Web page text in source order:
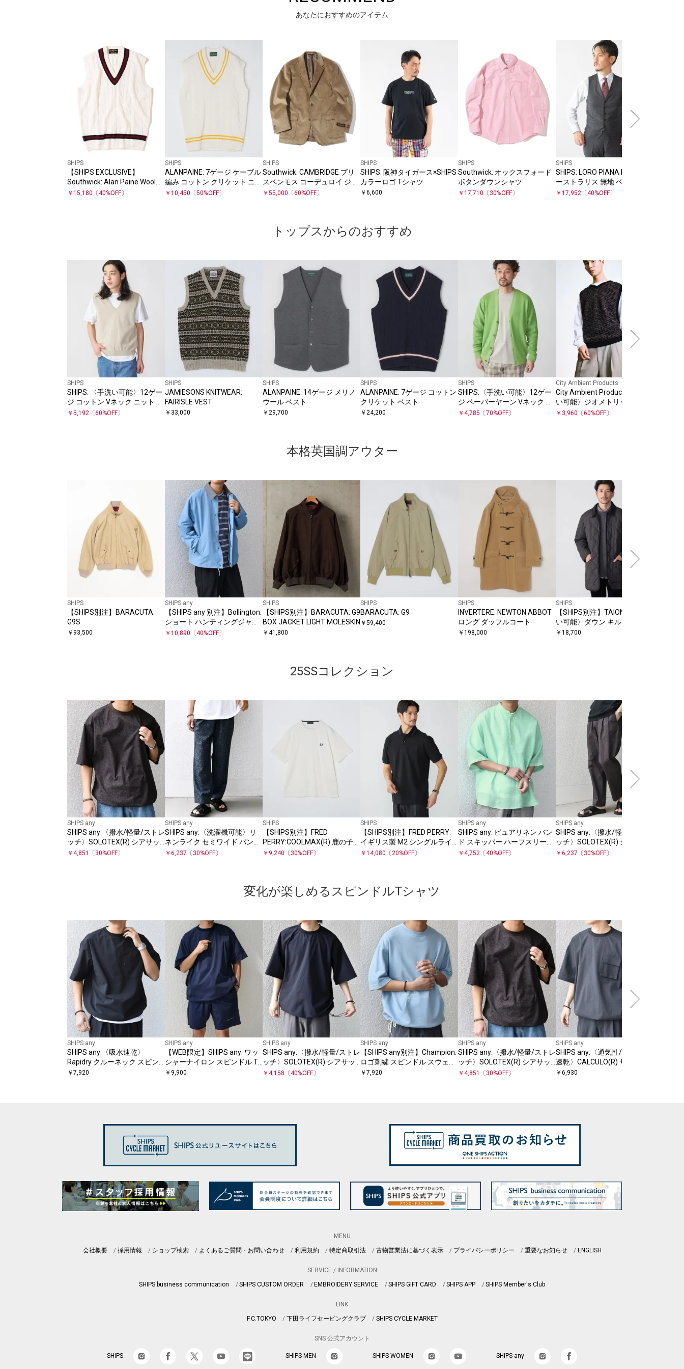
あなたにおすすめのアイテム
SHIPS
【SHIPS EXCLUSIVE】
Southwick: Alan Paine Wool
Cricket Vest
￥ 15,180 〔40%OFF〕
SHIPS
ALANPAINE: 7ゲージ ケーブル
編み コットン クリケット ニッ
ト ベスト
￥ 10,450 〔50%OFF〕
SHIPS
Southwick: CAMBRIDGE ブリ
スベンモス コーデュロイ ジャ
ケット
￥ 55,000 〔60%OFF〕
SHIPS
SHIPS: 阪神タイガース×SHIPS
カラーロゴ Tシャツ
￥ 6,600
SHIPS
Southwick: オックスフォード
ボタンダウンシャツ
￥ 17,710 〔30%OFF〕
SHIPS
SHIPS: LORO PIANA FABRIC オ
ーストラリス 無地 ベスト
￥ 17,952 〔40%OFF〕
トップスからのおすすめ
SHIPS
SHIPS: 〈手洗い可能〉12ゲー
ジ コットン Vネック ニット ベ
スト
￥ 5,192 〔60%OFF〕
SHIPS
JAMIESONS KNITWEAR:
FAIRISLE VEST
￥ 33,000
SHIPS
ALANPAINE: 14ゲージ メリノ
ウール ベスト
￥ 29,700
SHIPS
ALANPAINE: 7ゲージ コットン
クリケット ベスト
￥ 24,200
SHIPS
SHIPS:〈手洗い可能〉12ゲー
ジ ペーパーヤーン Vネック カ
ーディガン
￥ 4,785 〔70%OFF〕
City Ambient Products
City Ambient Products:〈手洗
い可能〉ジオメトリック ジャ
カード ニット ベスト
￥ 3,960 〔60%OFF〕
本格英国調アウター
SHIPS
【SHIPS別注】BARACUTA:
G9S
￥ 93,500
SHIPS any
【SHIPS any 別注】Bollington:
ショート ハンティングジャケ
ット 25SS◇
￥ 10,890 〔40%OFF〕
SHIPS
【SHIPS別注】BARACUTA: G9
BOX JACKET LIGHT MOLESKIN
￥ 41,800
SHIPS
BARACUTA: G9
￥ 59,400
SHIPS
INVERTERE: NEWTON ABBOT
ロング ダッフルコート
￥ 198,000
SHIPS
【SHIPS別注】TAION:〈手洗
い可能〉ダウン キルティング
ジャケット 25FW
￥ 18,700
25SSコレクション
SHIPS any
SHIPS any:〈撥水/軽量/ストレ
ッチ〉SOLOTEX(R) シアサッ
カー スピンドル Tシャツ(セッ
￥ 4,851 〔 30%OFF〕
SHIPS any
SHIPS any:〈洗濯機可能〉リ
ネンライク セミワイド パンツ
(セットアップ対応) 25SS◇
￥ 6,237 〔 30%OFF〕
SHIPS
【SHIPS別注】FRED
PERRY:COOLMAX(R) 鹿の子
ワンポイント ロゴ Tシャツ
￥ 9,240 〔 30%OFF〕
SHIPS
【SHIPS別注】FRED PERRY:
イギリス製 M2 シングルライ
ン ポロシャツ 25SS
￥ 14,080 〔20%OFF〕
SHIPS any
SHIPS any: ピュアリネン バン
ド スキッパー ハーフスリーブ
プルオーバー シャツ 25SS◇
￥ 4,752 〔40%OFF〕
SHIPS any
SHIPS any:〈撥水/軽量/ストレ
ッチ〉SOLOTEX(R) シアサッ
カー セミワイド イージーパン
￥ 6,237 〔 30%OFF〕
変化が楽しめるスピンドルTシャツ
SHIPS any
SHIPS any:〈吸水速乾〉
Rapidry クルーネック スピン
ドル ポケット Tシャツ◇
￥ 7,920
SHIPS any
【WEB限定】SHIPS any: ワッ
シャーナイロン スピンドル T
シャツ＋イージーショーツ セ
￥ 9,900
SHIPS any
SHIPS any:〈撥水/軽量/ストレ
ッチ〉SOLOTEX(R) シアサッ
カー スピンドル Tシャツ ◇
￥ 4,158 〔40%OFF〕
SHIPS any
【SHIPS any別注】Champion:
ロゴ刺繍 スピンドル スウェッ
ト Tシャツ 26SS◇
￥ 7,920
SHIPS any
SHIPS any:〈撥水/軽量/ストレ
ッチ〉SOLOTEX(R) シアサッ
カー スピンドル Tシャツ(セッ
￥ 4,851 〔 30%OFF〕
SHIPS any
SHIPS any:〈通気性/遮熱/吸水
速乾〉CALCULO(R) サマー ト
ロピカル スピンドル ポケット
￥ 6,930
MENU
会社概要
採用情報 ショップ検索 よくあるご質問・お問い合わせ 利用規約 特定商取引法 古物営業法に基づく表示 プライバシーポリシー 重要なお知らせ ENGLISH
SERVICE / INFORMATION
SHIPS business communication
SHIPS CUSTOM ORDER EMBROIDERY SERVICE SHIPS GIFT CARD SHIPS APP SHIPS Member's Club
LINK
F.C.TOKYO
下田ライフセービングクラブ SHIPS CYCLE MARKET
SNS 公式アカウント
SHIPS SHIPS MEN SHIPS WOMEN SHIPS any